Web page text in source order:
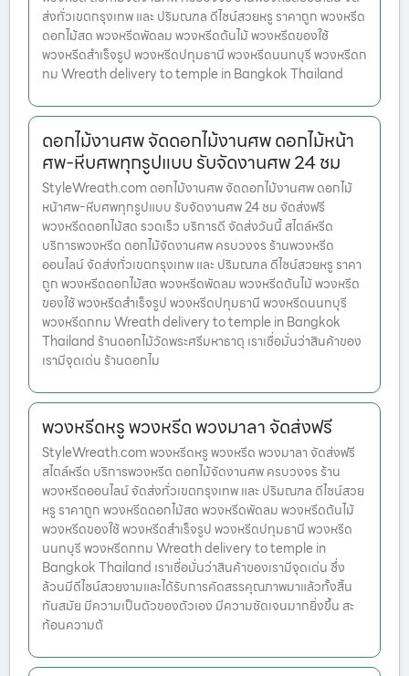
ส่งทั่วเขตกรุงเทพ และ ปริมณฑล ดีไซน์สวยหรู ราคาถูก พวงหรีด
ดอกไม้สด พวงหรีดพัดลม พวงหรีดต้นไม้ พวงหรีดของใช้
พวงหรีดสำเร็จรูป พวงหรีดปทุมธานี พวงหรีดนนทบุรี พวงหรีดก
ทม Wreath delivery to temple in Bangkok Thailand
ดอกไม้งานศพ จัดดอกไม้งานศพ ดอกไม้หน้า
ศพ-หีบศพทุกรูปแบบ รับจัดงานศพ 24 ชม
StyleWreath.com ดอกไม้งานศพ จัดดอกไม้งานศพ ดอกไม้
หน้าศพ-หีบศพทุกรูปแบบ รับจัดงานศพ 24 ชม จัดส่งฟรี
พวงหรีดดอกไม้สด รวดเร็ว บริการดี จัดส่งวันนี้ สไตล์หรีด
บริการพวงหรีด ดอกไม้จัดงานศพ ครบวงจร ร้านพวงหรีด
ออนไลน์ จัดส่งทั่วเขตกรุงเทพ และ ปริมณฑล ดีไซน์สวยหรู ราคา
ถูก พวงหรีดดอกไม้สด พวงหรีดพัดลม พวงหรีดต้นไม้ พวงหรีด
ของใช้ พวงหรีดสำเร็จรูป พวงหรีดปทุมธานี พวงหรีดนนทบุรี
พวงหรีดกทม Wreath delivery to temple in Bangkok
Thailand ร้านดอกไม้วัดพระศรีมหาธาตุ เราเชื่อมั่นว่าสินค้าของ
เรามีจุดเด่น ร้านดอกไม
พวงหรีดหรู พวงหรีด พวงมาลา จัดส่งฟรี
StyleWreath.com พวงหรีดหรู พวงหรีด พวงมาลา จัดส่งฟรี
สไตล์หรีด บริการพวงหรีด ดอกไม้จัดงานศพ ครบวงจร ร้าน
พวงหรีดออนไลน์ จัดส่งทั่วเขตกรุงเทพ และ ปริมณฑล ดีไซน์สวย
หรู ราคาถูก พวงหรีดดอกไม้สด พวงหรีดพัดลม พวงหรีดต้นไม้
พวงหรีดของใช้ พวงหรีดสำเร็จรูป พวงหรีดปทุมธานี พวงหรีด
นนทบุรี พวงหรีดกทม Wreath delivery to temple in
Bangkok Thailand เราเชื่อมั่นว่าสินค้าของเรามีจุดเด่น ซึ่ง
ล้วนมีดีไซน์สวยงามและได้รับการคัดสรรคุณภาพมาแล้วทั้งสิ้น
ทันสมัย มีความเป็นตัวของตัวเอง มีความชัดเจนมากยิ่งขึ้น สะ
ท้อนความต้